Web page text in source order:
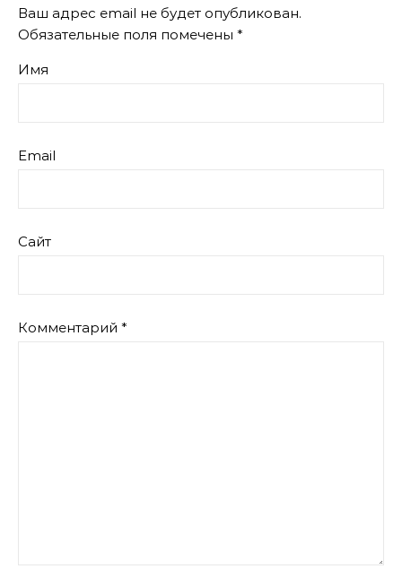
Ваш адрес email не будет опубликован.
Обязательные поля помечены *
Имя
Email
Сайт
Комментарий *